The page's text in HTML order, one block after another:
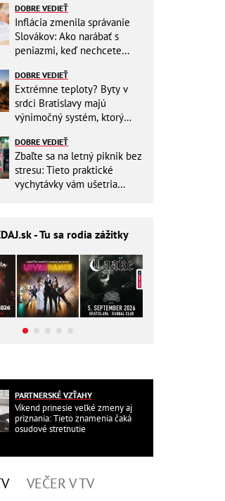
DOBRE VEDIEŤ
Inflácia zmenila správanie
Slovákov: Ako narábať s
peniazmi, keď nechcete
DOBRE VEDIEŤ
Extrémne teploty? Byty v
srdci Bratislavy majú
výnimočný systém, ktorý
DOBRE VEDIEŤ
Zbaľte sa na letný piknik bez
stresu: Tieto praktické
vychytávky vám ušetria
.sk - Tu sa rodia zážitky
PARTNERSKÉ VZŤAHY
Víkend prinesie veľké zmeny aj
priznania: Tieto znamenia čaká
osudové stretnutie
VEČER V TV